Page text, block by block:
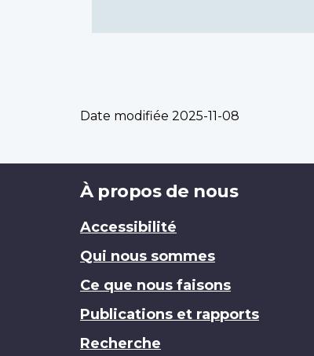
Date modifiée 2025-11-08
Brand
À propos de nous
Accessibilité
Qui nous sommes
Ce que nous faisons
Publications et rapports
Recherche